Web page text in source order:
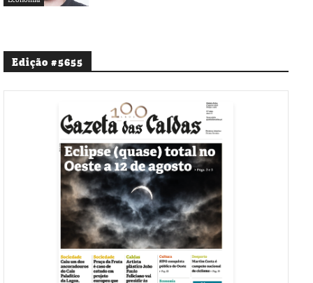
Edição #5655